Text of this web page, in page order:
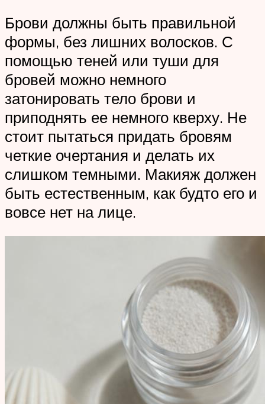
Брови должны быть правильной
формы, без лишних волосков. С
помощью теней или туши для
бровей можно немного
затонировать тело брови и
приподнять ее немного кверху. Не
стоит пытаться придать бровям
четкие очертания и делать их
слишком темными. Макияж должен
быть естественным, как будто его и
вовсе нет на лице.